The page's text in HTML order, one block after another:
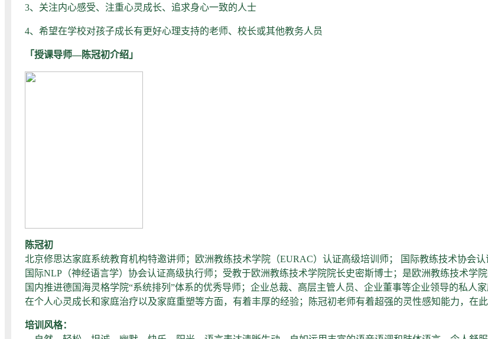
3、关注内心感受、注重心灵成长、追求身心一致的人士
4、希望在学校对孩子成长有更好心理支持的老师、校长或其他教务人员
「授课导师—陈冠初介绍」
陈冠初
北京修思达家庭系统教育机构特邀讲师；欧洲教练技术学院（EURAC）认证高级培训师； 国际教练技术协会认
国际NLP（神经语言学）协会认证高级执行师；受教于欧洲教练技术学院院长史密斯博士；是欧洲教练技术学
国内推进德国海灵格学院“系统排列”体系的优秀导师；企业总裁、高层主管人员、企业董事等企业领导的私人家
在个人心灵成长和家庭治疗以及家庭重塑等方面，有着丰厚的经验；陈冠初老师有着超强的灵性感知能力，在
培训风格：